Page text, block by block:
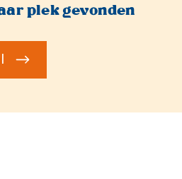
plek gevonden